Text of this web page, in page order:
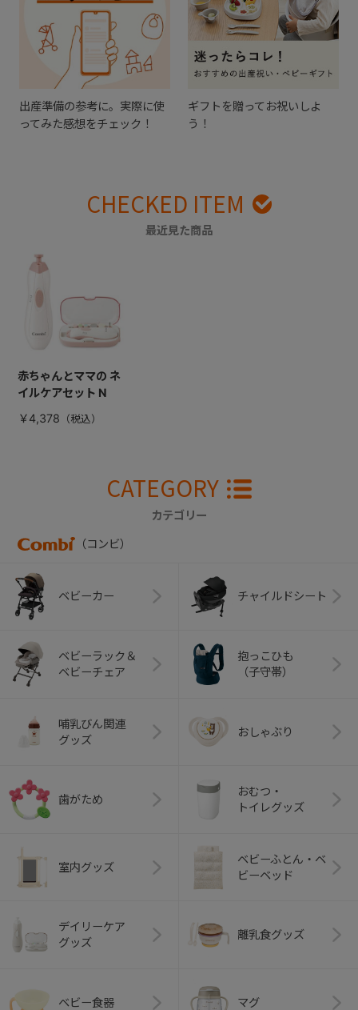
出産準備の参考に。実際に使
ってみた感想をチェック！
ギフトを贈ってお祝いしよ
う！
CHECKED ITEM
最近見た商品
赤ちゃんとママの ネ
イルケアセット N
￥4,378
CATEGORY
カテゴリー
（コンビ）
ベビーカー チャイルドシート
ベビーラック＆
ベビーチェア
抱っこひも
（子守帯）
哺乳びん関連
グッズ
おしゃぶり
歯がため
おむつ・
トイレグッズ
室内グッズ
ベビーふとん・ベ
ビーベッド
デイリーケア
グッズ
離乳食グッズ
ベビー食器 マグ